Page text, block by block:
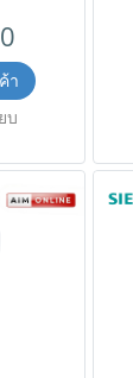
ดยไม่แจ้ง
ณาติดต่อ
ราคา
มาพร้อม
วามเร็ว
านความ
ระดับสูง
มรองรับ
ายขั้นสูง
IO
องรับ
ต้การ
า
บ
สิ
ค
เ